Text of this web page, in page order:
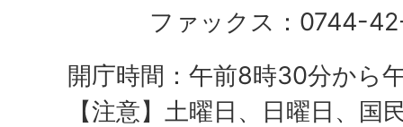
ファックス：0744-
開庁時間：午前8時30分から
【注意】土曜日、日曜日、国